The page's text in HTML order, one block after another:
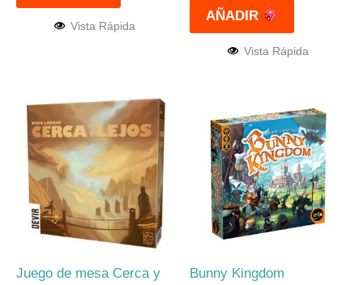
Vista Rápida
AÑADIR
Vista Rápida
Juego de mesa Cerca y
Bunny Kingdom